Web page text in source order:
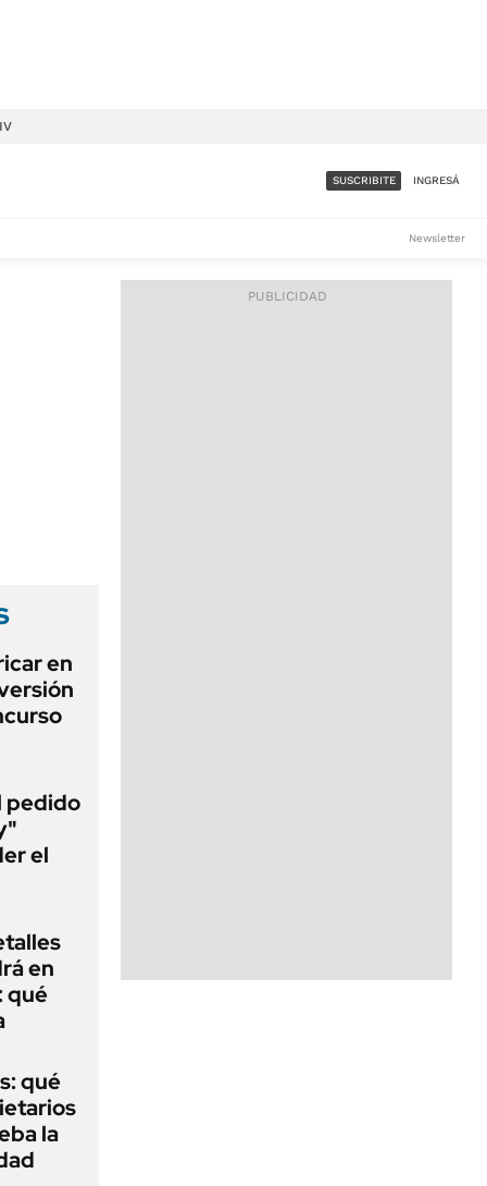
ACCESO FULL - $1.800/MES
SUSCRIBITE INGRESÁ
Newsletter
en
pedido
el
en
qué
qué
la